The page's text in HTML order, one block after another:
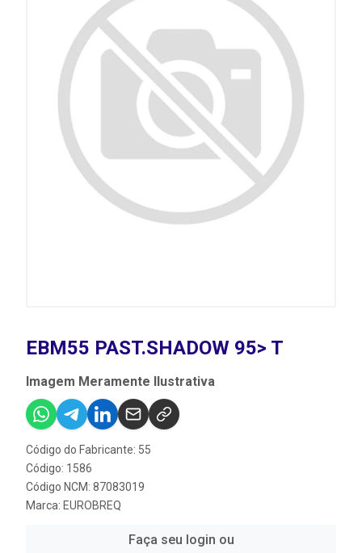
EBM55 PAST.SHADOW 95> T
Imagem Meramente Ilustrativa
Código do Fabricante: 55
Código: 1586
Código NCM: 87083019
Marca: EUROBREQ
Faça seu login ou